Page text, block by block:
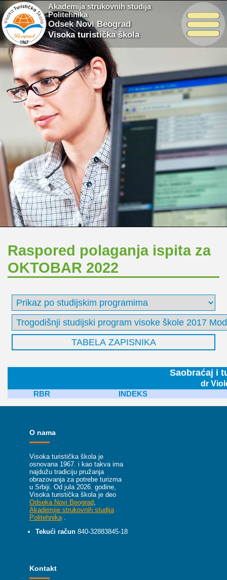
Akademija strukovnih studija
Politehnika
Odsek Novi Beograd
Visoka turistička škola
Raspored polaganja ispita za
OKTOBAR 2022
Saobraćaj i
dr
RBR INDEKS
O nama
Visoka turistička škola je
osnovana 1967. i kao takva ima
najdužu tradiciju pružanja
obrazovanja za potrebe turizma
u Srbiji. Od jula 2026. godine,
Visoka turistička škola je deo
Odseka Novi Beograd
Akademije strukovnih studija
Politehnika
Tekući račun 840-32883845-18
Kontakt